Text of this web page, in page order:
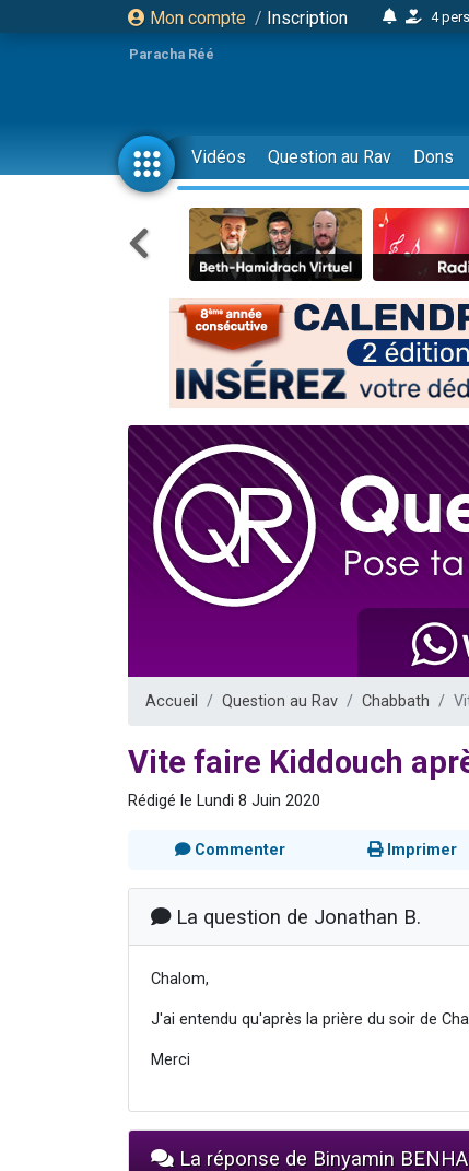
Mon compte / Inscription
4
17
4
Il
23
Eva
4
3
3
Odaya
2
13
12
30
Il
2
2
6
Paracha Réé
Vidéos Question au Rav Dons
Accueil Question au Rav Chabbath
Vite faire Kiddouch
Rédigé le Lundi 8 Juin 2020
Commenter Imprimer
La question de Jonathan B.
Chalom,
J'ai entendu qu'après la prière du soir de
Merci
La réponse de Binyamin